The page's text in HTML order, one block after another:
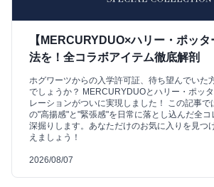
【MERCURYDUO×ハリー・ポッ
法を！全コラボアイテム徹底解剖
ホグワーツからの入学許可証、待ち望んでいた
でしょうか？ MERCURYDUOとハリー・ポッ
レーションがついに実現しました！ この記事で
の"高揚感"と"緊張感"を日常に落とし込んだ全
深掘りします。あなただけのお気に入りを見つ
えましょう！
2026/08/07